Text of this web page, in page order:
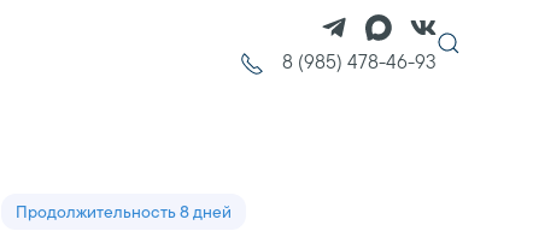
8 (985) 478-46-93
Продолжительность 8 дней